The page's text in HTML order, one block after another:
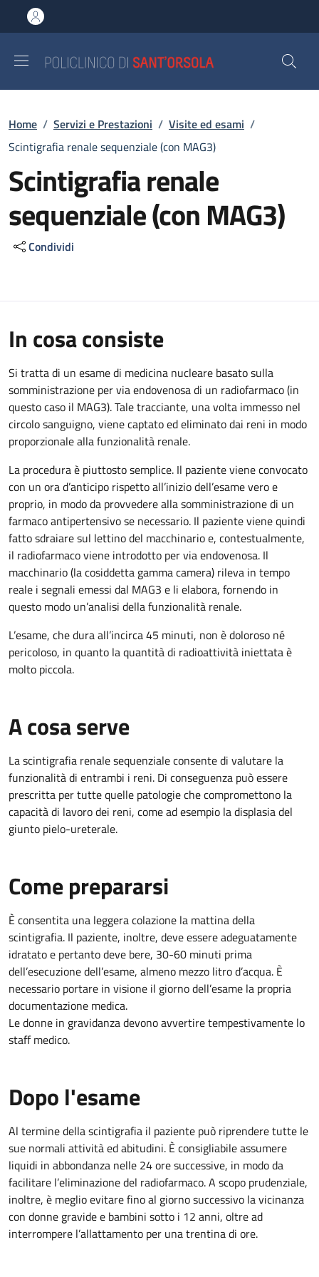
al contenuto principale
to footer content
Briciole di pane
Home / Servizi e Prestazioni / Visite ed esami /
Scintigrafia renale sequenziale (con MAG3)
Scintigrafia renale
sequenziale (con MAG3)
Condividi
In cosa consiste
Si tratta di un esame di medicina nucleare basato sulla
somministrazione per via endovenosa di un radiofarmaco (in
questo caso il MAG3). Tale tracciante, una volta immesso nel
circolo sanguigno, viene captato ed eliminato dai reni in modo
proporzionale alla funzionalità renale.
La procedura è piuttosto semplice. Il paziente viene convocato
con un ora d’anticipo rispetto all’inizio dell’esame vero e
proprio, in modo da provvedere alla somministrazione di un
farmaco antipertensivo se necessario. Il paziente viene quindi
fatto sdraiare sul lettino del macchinario e, contestualmente,
il radiofarmaco viene introdotto per via endovenosa. Il
macchinario (la cosiddetta gamma camera) rileva in tempo
reale i segnali emessi dal MAG3 e li elabora, fornendo in
questo modo un’analisi della funzionalità renale.
L’esame, che dura all’incirca 45 minuti, non è doloroso né
pericoloso, in quanto la quantità di radioattività iniettata è
molto piccola.
A cosa serve
La scintigrafia renale sequenziale consente di valutare la
funzionalità di entrambi i reni. Di conseguenza può essere
prescritta per tutte quelle patologie che compromettono la
capacità di lavoro dei reni, come ad esempio la displasia del
giunto pielo-ureterale.
Come prepararsi
È consentita una leggera colazione la mattina della
scintigrafia. Il paziente, inoltre, deve essere adeguatamente
idratato e pertanto deve bere, 30-60 minuti prima
dell’esecuzione dell’esame, almeno mezzo litro d’acqua. È
necessario portare in visione il giorno dell’esame la propria
documentazione medica.
Le donne in gravidanza devono avvertire tempestivamente lo
staff medico.
Dopo l'esame
Al termine della scintigrafia il paziente può riprendere tutte le
sue normali attività ed abitudini. È consigliabile assumere
liquidi in abbondanza nelle 24 ore successive, in modo da
facilitare l’eliminazione del radiofarmaco. A scopo prudenziale,
inoltre, è meglio evitare fino al giorno successivo la vicinanza
con donne gravide e bambini sotto i 12 anni, oltre ad
interrompere l’allattamento per una trentina di ore.